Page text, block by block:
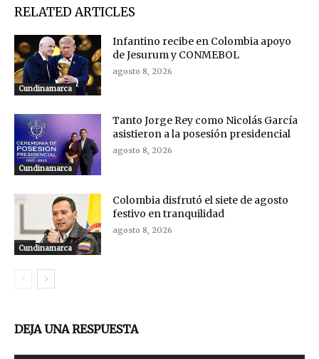
RELATED ARTICLES
Cundinamarca
Infantino recibe en Colombia apoyo
de Jesurum y CONMEBOL
agosto 8, 2026
Cundinamarca
Tanto Jorge Rey como Nicolás García
asistieron a la posesión presidencial
agosto 8, 2026
Cundinamarca
Colombia disfrutó el siete de agosto
festivo en tranquilidad
agosto 8, 2026
DEJA UNA RESPUESTA